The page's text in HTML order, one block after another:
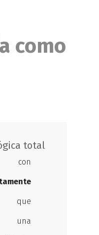
como
total
con
una